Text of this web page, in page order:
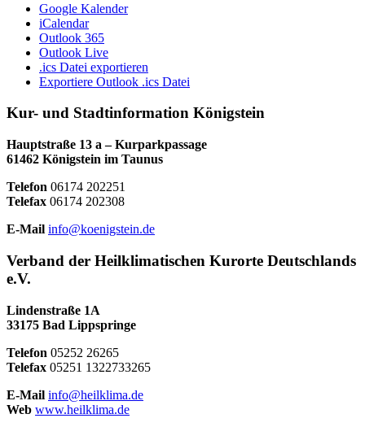
Google Kalender
iCalendar
Outlook 365
Outlook Live
.ics Datei exportieren
Exportiere Outlook .ics Datei
Kur- und Stadtinformation Königstein
Hauptstraße 13 a – Kurparkpassage
61462 Königstein im Taunus
Telefon 06174 202251
Telefax 06174 202308
E-Mail info@koenigstein.de
Verband der Heilklimatischen Kurorte Deutschlands
e.V.
Lindenstraße 1A
33175 Bad Lippspringe
Telefon 05252 26265
Telefax 05251 1322733265
E-Mail info@heilklima.de
Web www.heilklima.de